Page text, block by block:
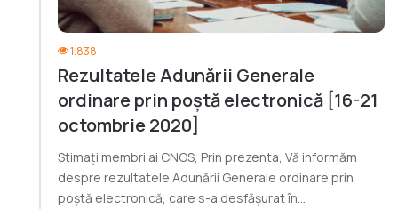
1.838
Rezultatele Adunării Generale
ordinare prin poștă electronică [16-21
octombrie 2020]
Stimați membri ai CNOS, Prin prezenta, Vă informăm
despre rezultatele Adunării Generale ordinare prin
poștă electronică, care s-a desfășurat în…